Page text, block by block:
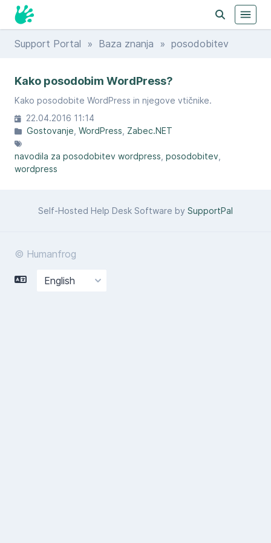
Support Portal » Baza znanja » posodobitev
Kako posodobim WordPress?
Kako posodobite WordPress in njegove vtičnike.
22.04.2016 11:14
Gostovanje WordPress Zabec.NET
navodila za posodobitev wordpress posodobitev
wordpress
Self-Hosted Help Desk Software by SupportPal
© Humanfrog